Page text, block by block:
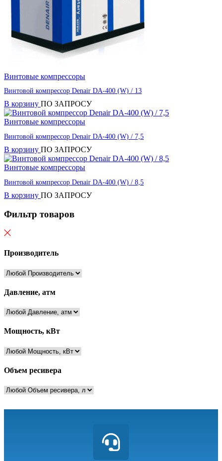
Винтовые компрессоры
Винтовой компрессор Denair DA-400 (W) / 13
В корзину ПО ЗАПРОСУ
Винтовые компрессоры
Винтовой компрессор Denair DA-400 (W) / 7,5
В корзину ПО ЗАПРОСУ
Винтовые компрессоры
Винтовой компрессор Denair DA-400 (W) / 8,5
В корзину ПО ЗАПРОСУ
Фильтр товаров
Производитель
Давление, атм
Мощность, кВт
Объем ресивера